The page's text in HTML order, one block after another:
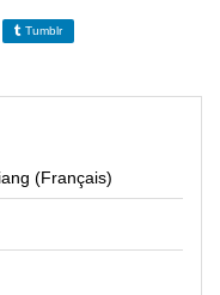
Tumblr
(Français)